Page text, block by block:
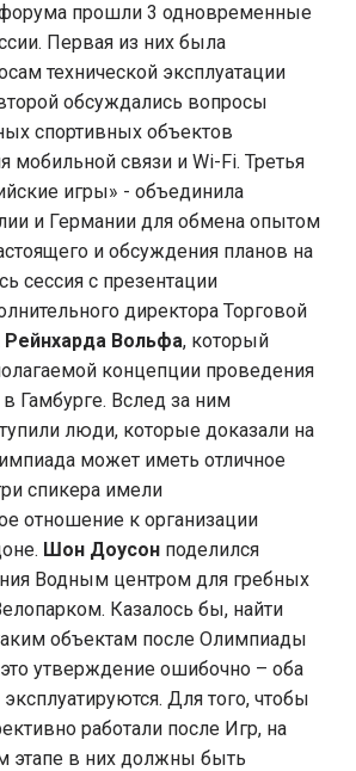
прошли 3 одновременные
Первая из них была
технической эксплуатации
обсуждались вопросы
спортивных объектов
мобильной связи и Wi-Fi. Третья
игры» - объединила
и Германии для обмена опытом
и обсуждения планов на
сессия с презентации
директора Торговой
Рейнхарда Вольфа, который
концепции проведения
Гамбурге. Вслед за ним
люди, которые доказали на
может иметь отличное
спикера имели
отношение к организации
Шон Доусон поделился
Водным центром для гребных
Казалось бы, найти
объектам после Олимпиады
утверждение ошибочно – оба
Для того, чтобы
работали после Игр, на
этапе в них должны быть